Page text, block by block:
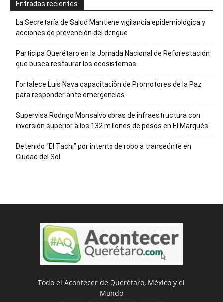
Entradas recientes
La Secretaría de Salud Mantiene vigilancia epidemiológica y
acciones de prevención del dengue
Participa Querétaro en la Jornada Nacional de Reforestación
que busca restaurar los ecosistemas
Fortalece Luis Nava capacitación de Promotores de la Paz
para responder ante emergencias
Supervisa Rodrigo Monsalvo obras de infraestructura con
inversión superior a los 132 millones de pesos en El Marqués
Detenido “El Tachi” por intento de robo a transeúnte en
Ciudad del Sol
Todo el Acontecer de Querétaro, México y el
Mundo